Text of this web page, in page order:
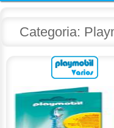
Categoria: